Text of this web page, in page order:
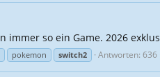
immer so ein Game. 2026
pokemon switch2 Antworten: 636